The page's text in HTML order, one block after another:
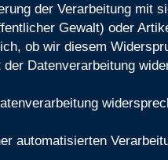
der Verarbeitung mit
Gewalt) oder
ob wir diesem
Datenverarbeitung
automatisierten